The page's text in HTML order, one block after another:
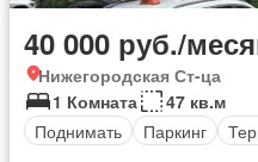
40 000 руб./
Нижегородская Ст-ца
1 Комната
47 кв.м
Поднимать
Паркинг